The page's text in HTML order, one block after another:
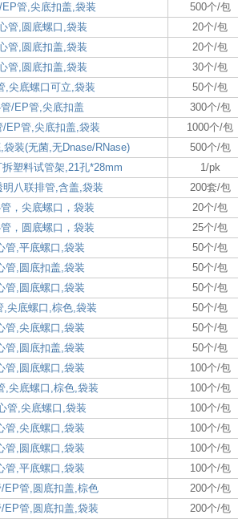
管,尖底扣盖,袋装 500个/包
管,圆底螺口,袋装 20个/包
管,圆底扣盖,袋装 20个/包
管,圆底扣盖,袋装 30个/包
,尖底螺口可立,袋装 50个/包
/EP管,尖底扣盖 300个/包
/EP管,尖底扣盖,袋装 1000个/包
装(无菌,无Dnase/RNase) 500个/包
塑料试管架,21孔*28mm 1/pk
八联排管,含盖,袋装 200套/包
，尖底螺口，袋装 20个/包
，圆底螺口，袋装 25个/包
管,平底螺口,袋装 50个/包
管,圆底扣盖,袋装 50个/包
管,圆底螺口,袋装 50个/包
,尖底螺口,棕色,袋装 50个/包
管,尖底螺口,袋装 50个/包
管,圆底扣盖,袋装 50个/包
管,圆底螺口,袋装 100个/包
,尖底螺口,棕色,袋装 100个/包
管,尖底螺口,袋装 100个/包
管,尖底螺口,袋装 100个/包
管,圆底螺口,袋装 100个/包
管,平底螺口,袋装 100个/包
EP管,圆底扣盖,棕色 200个/包
EP管,圆底扣盖,袋装 200个/包